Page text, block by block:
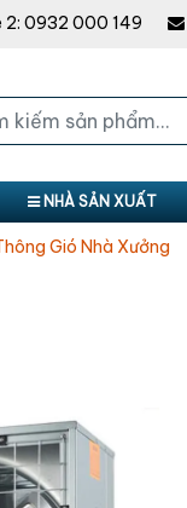
2: 0932 000 149
NHÀ SẢN XUẤT
Gió Nhà Xưởng